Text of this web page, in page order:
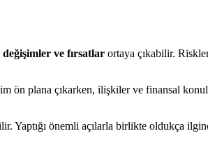
ve fırsatlar ortaya çıkabilir.
ön plana çıkarken, ilişkiler ve finansal
Yaptığı önemli açılarla birlikte oldukça